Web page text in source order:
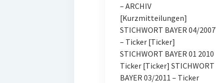
– ARCHIV
[Kurzmitteilungen]
STICHWORT BAYER 04/2007
– Ticker [Ticker]
STICHWORT BAYER 01 2010
Ticker [Ticker] STICHWORT
BAYER 03/2011 – Ticker